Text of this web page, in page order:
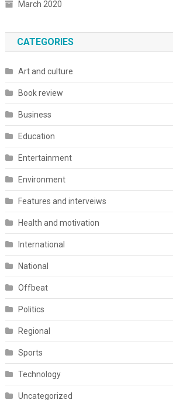
March 2020
CATEGORIES
Art and culture
Book review
Business
Education
Entertainment
Environment
Features and interveiws
Health and motivation
International
National
Offbeat
Politics
Regional
Sports
Technology
Uncategorized